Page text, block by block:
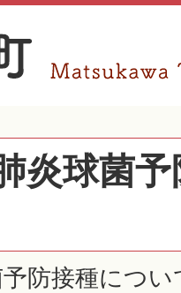
炎球菌
防接種につ